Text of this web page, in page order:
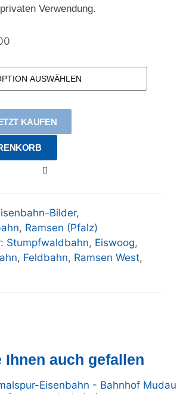
Verwendung.
KAUFEN
Bilder,
, Ramsen (Pfalz)
Stumpfwaldbahn, Eiswoog,
, Feldbahn, Ramsen West,
Ihnen auch gefallen